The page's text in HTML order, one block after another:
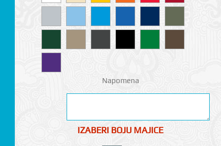
Napomena
IZABERI BOJU MAJICE